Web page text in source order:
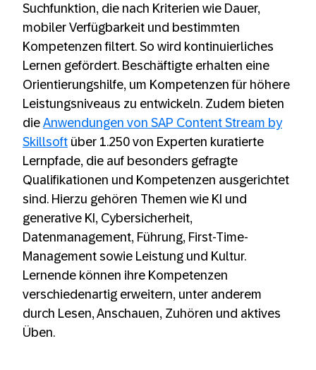
Suchfunktion, die nach Kriterien wie Dauer,
mobiler Verfügbarkeit und bestimmten
Kompetenzen filtert. So wird kontinuierliches
Lernen gefördert. Beschäftigte erhalten eine
Orientierungshilfe, um Kompetenzen für höhere
Leistungsniveaus zu entwickeln. Zudem bieten
die Anwendungen von SAP Content Stream by
Skillsoft über 1.250 von Experten kuratierte
Lernpfade, die auf besonders gefragte
Qualifikationen und Kompetenzen ausgerichtet
sind. Hierzu gehören Themen wie KI und
generative KI, Cybersicherheit,
Datenmanagement, Führung, First-Time-
Management sowie Leistung und Kultur.
Lernende können ihre Kompetenzen
verschiedenartig erweitern, unter anderem
durch Lesen, Anschauen, Zuhören und aktives
Üben.